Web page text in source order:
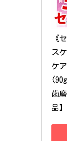
《
ス
ケ
歯
品】